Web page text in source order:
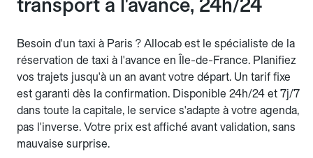
transport à l'avance, 24h/24
Besoin d'un taxi à Paris ? Allocab est le spécialiste de la
réservation de taxi à l'avance en Île-de-France. Planifiez
vos trajets jusqu'à un an avant votre départ. Un tarif fixe
est garanti dès la confirmation. Disponible 24h/24 et 7j/7
dans toute la capitale, le service s'adapte à votre agenda,
pas l'inverse. Votre prix est affiché avant validation, sans
mauvaise surprise.